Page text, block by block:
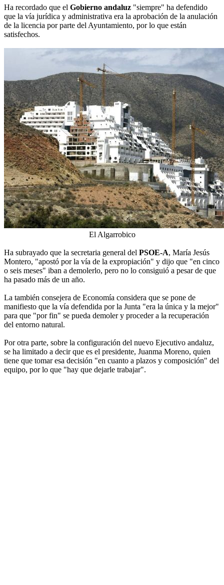
Ha recordado que el Gobierno andaluz "siempre" ha defendido
que la vía jurídica y administrativa era la aprobación de la anulación
de la licencia por parte del Ayuntamiento, por lo que están
satisfechos.
El Algarrobico
Ha subrayado que la secretaria general del PSOE-A, María Jesús
Montero, "apostó por la vía de la expropiación" y dijo que "en cinco
o seis meses" iban a demolerlo, pero no lo consiguió a pesar de que
ha pasado más de un año.
La también consejera de Economía considera que se pone de
manifiesto que la vía defendida por la Junta "era la única y la mejor"
para que "por fin" se pueda demoler y proceder a la recuperación
del entorno natural.
Por otra parte, sobre la configuración del nuevo Ejecutivo andaluz,
se ha limitado a decir que es el presidente, Juanma Moreno, quien
tiene que tomar esa decisión "en cuanto a plazos y composición" del
equipo, por lo que "hay que dejarle trabajar".